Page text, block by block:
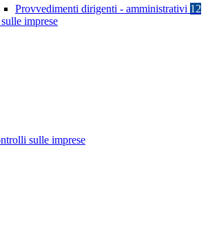
Provvedimenti dirigenti - amministrativi 12
imprese
sulle imprese